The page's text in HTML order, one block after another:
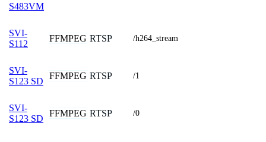
S483VM
SVI-
S112
FFMPEG RTSP /h264_stream
SVI-
S123 SD
FFMPEG RTSP /1
SVI-
S123 SD
FFMPEG RTSP /0